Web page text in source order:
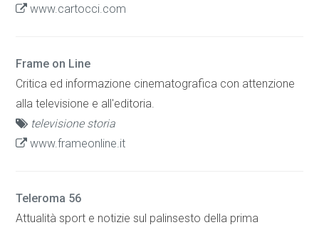
www.cartocci.com
Frame on Line
Critica ed informazione cinematografica con attenzione
alla televisione e all'editoria.
televisione storia
www.frameonline.it
Teleroma 56
Attualità sport e notizie sul palinsesto della prima